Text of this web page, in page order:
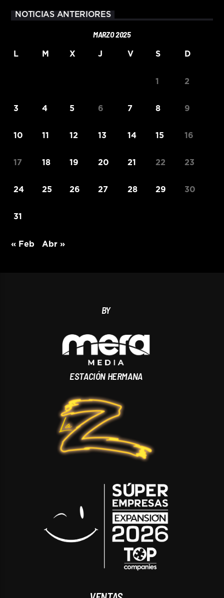
NOTICIAS ANTERIORES
MARZO 2025
L M X J V S D
1 2
3 4 5 6 7 8 9
10 11 12 13 14 15 16
17 18 19 20 21 22 23
24 25 26 27 28 29 30
31
« Feb Abr »
BY
ESTACIÓN HERMANA